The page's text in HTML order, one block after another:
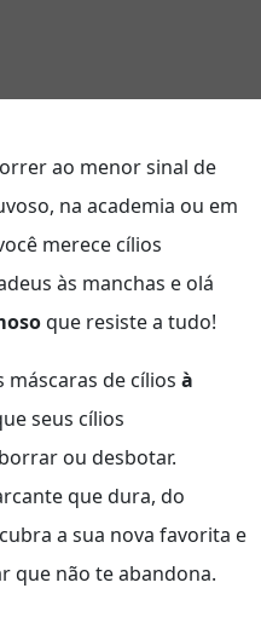
ao menor sinal de
na academia ou em
merece cílios
às manchas e olá
que resiste a tudo!
máscaras de cílios à
seus cílios
ou desbotar.
que dura, do
a sua nova favorita e
que não te abandona.